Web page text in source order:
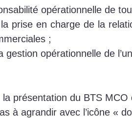
opérationnelle de
prise en charge de la
;
opérationnelle de
la présentation du BTS
à agrandir avec l’icône «